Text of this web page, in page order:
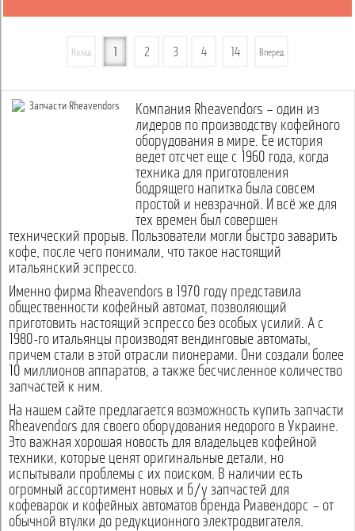
Назад 2 3 4 14 Вперед
Компания Rheavendors – один из
лидеров по производству кофейного
оборудования в мире. Ее история
ведет отсчет еще с 1960 года, когда
техника для приготовления
бодрящего напитка была совсем
простой и невзрачной. И всё же для
тех времен был совершен
технический прорыв. Пользователи могли быстро заварить
кофе, после чего понимали, что такое настоящий
итальянский эспрессо.
Именно фирма Rheavendors в 1970 году представила
общественности кофейный автомат, позволяющий
приготовить настоящий эспрессо без особых усилий. А с
1980-го итальянцы производят вендинговые автоматы,
причем стали в этой отрасли пионерами. Они создали более
10 миллионов аппаратов, а также бесчисленное количество
запчастей к ним.
На нашем сайте предлагается возможность купить запчасти
Rheavendors для своего оборудования недорого в Украине.
Это важная хорошая новость для владельцев кофейной
техники, которые ценят оригинальные детали, но
испытывали проблемы с их поиском. В наличии есть
огромный ассортимент новых и б/у запчастей для
кофеварок и кофейных автоматов бренда Риавендорс – от
обычной втулки до редукционного электродвигателя.